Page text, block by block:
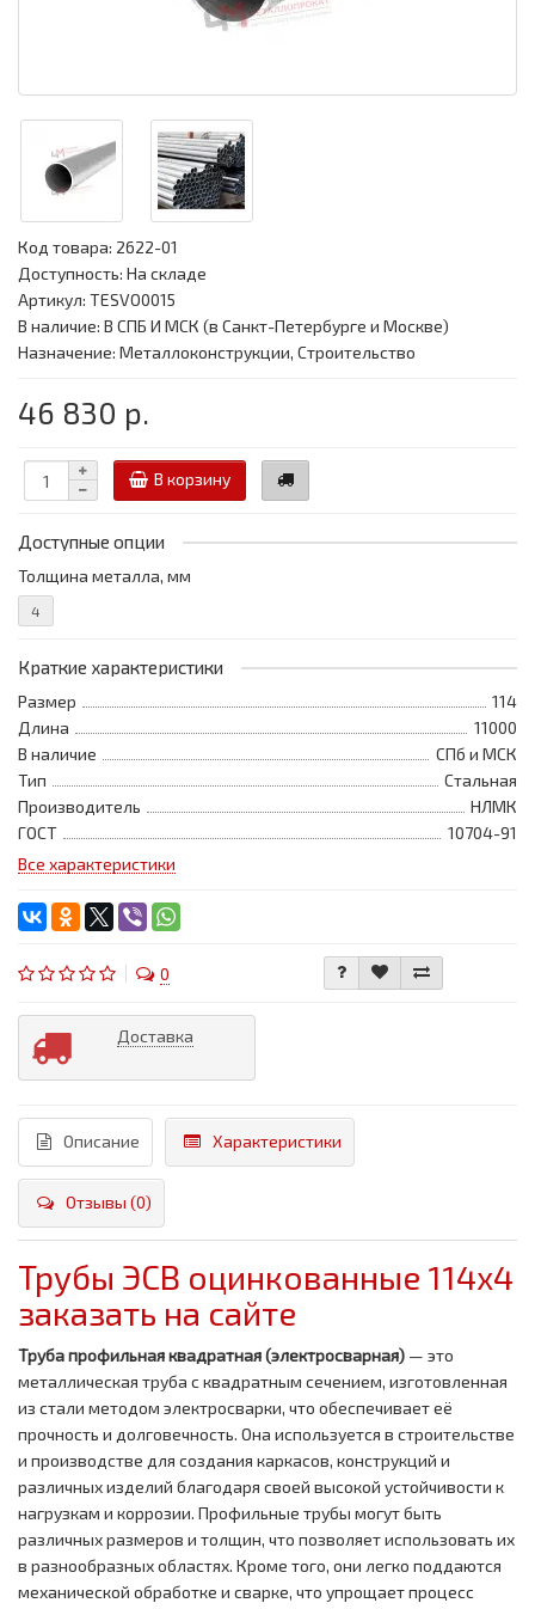
Код товара: 2622-01
Доступность: На складе
Артикул: TESVO0015
В наличие: В СПБ И МСК (в Санкт-Петербурге и Москве)
Назначение: Металлоконструкции, Строительство
46 830 р.
В корзину
Доступные опции
Толщина металла, мм
4
Краткие характеристики
Размер
114
Длина
11000
В наличие
СПб и МСК
Тип
Стальная
Производитель
НЛМК
ГОСТ
10704-91
Все характеристики
0
Доставка
Описание Характеристики
Отзывы (0)
Трубы ЭСВ оцинкованные 114x4
заказать на сайте
Труба профильная квадратная (электросварная) — это
металлическая труба с квадратным сечением, изготовленная
из стали методом электросварки, что обеспечивает её
прочность и долговечность. Она используется в строительстве
и производстве для создания каркасов, конструкций и
различных изделий благодаря своей высокой устойчивости к
нагрузкам и коррозии. Профильные трубы могут быть
различных размеров и толщин, что позволяет использовать их
в разнообразных областях. Кроме того, они легко поддаются
механической обработке и сварке, что упрощает процесс